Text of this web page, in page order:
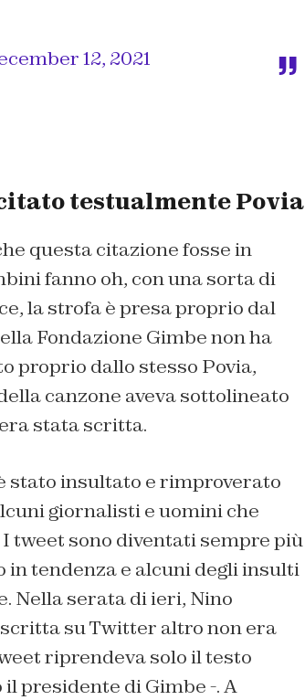
12, 2021
testualmente Povia
questa citazione fosse in
fanno oh, con una sorta di
la strofa è presa proprio dal
Fondazione Gimbe non ha
proprio dallo stesso Povia,
canzone aveva sottolineato
stata scritta.
stato insultato e rimproverato
giornalisti e uomini che
tweet sono diventati sempre più
in tendenza e alcuni degli insulti
Nella serata di ieri, Nino
su Twitter altro non era
riprendeva solo il testo
il presidente di Gimbe -.A